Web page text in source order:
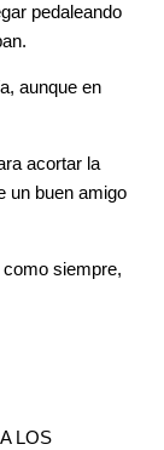
pedaleando
aunque en
acortar la
un buen amigo
siempre,
LOS